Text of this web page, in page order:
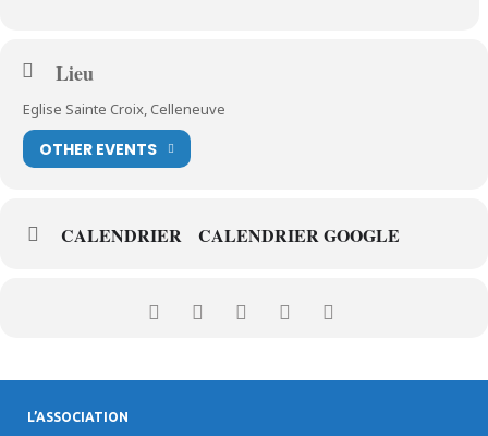
Lieu
Eglise Sainte Croix, Celleneuve
OTHER EVENTS
CALENDRIER CALENDRIER GOOGLE
L’ASSOCIATION